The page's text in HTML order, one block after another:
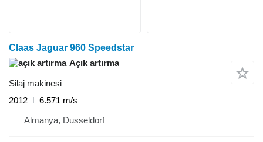
Claas Jaguar 960 Speedstar
Açık artırma
Silaj makinesi
2012
6.571 m/s
Almanya, Dusseldorf